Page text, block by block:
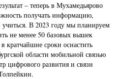
– теперь в Мухамедьярово
получать информацию,
учиться. В 2023 году мы планируем
не менее 50 базовых вышек
кратчайшие сроки оснастить
области мобильной связью
цифрового развития и связи